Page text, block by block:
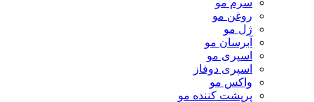
سرم مو
روغن مو
ژل مو
آبرسان مو
اسپری مو
اسپری دوفاز
واکس مو
پرپشت کننده مو